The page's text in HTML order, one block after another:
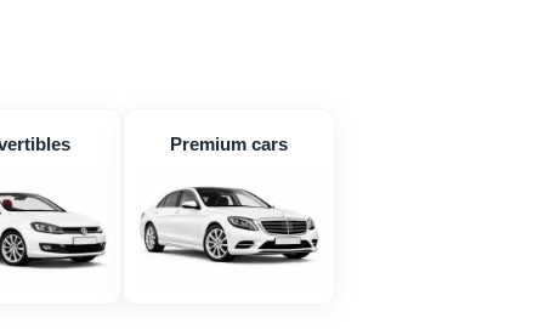
Premium cars